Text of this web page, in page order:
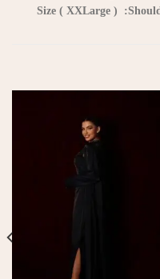
Size ( XXLarge )